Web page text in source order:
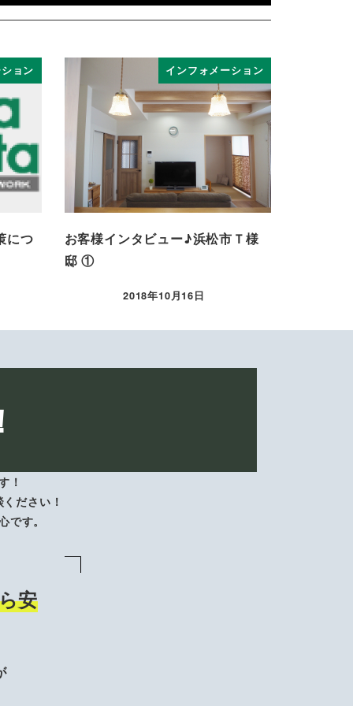
ョン
につ
インフォメーション
お客様インタビュー♪浜松市Ｔ様
邸 ①
投稿日
2018年10月16日
！
ださい！
す。
安